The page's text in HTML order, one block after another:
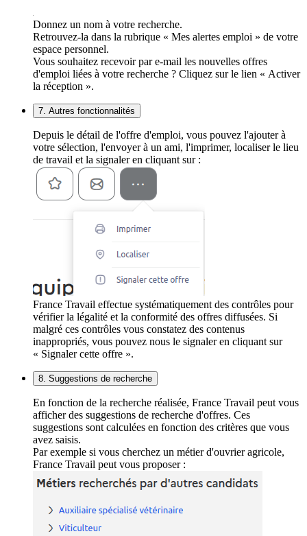
Donnez un nom à votre recherche.
Retrouvez-la dans la rubrique « Mes alertes emploi » de votre
espace personnel.
Vous souhaitez recevoir par e-mail les nouvelles offres
d'emploi liées à votre recherche ? Cliquez sur le lien « Activer
la réception ».
7. Autres fonctionnalités
Depuis le détail de l'offre d'emploi, vous pouvez l'ajouter à
votre sélection, l'envoyer à un ami, l'imprimer, localiser le lieu
de travail et la signaler en cliquant sur :
France Travail effectue systématiquement des contrôles pour
vérifier la légalité et la conformité des offres diffusées. Si
malgré ces contrôles vous constatez des contenus
inappropriés, vous pouvez nous le signaler en cliquant sur
« Signaler cette offre ».
8. Suggestions de recherche
En fonction de la recherche réalisée, France Travail peut vous
afficher des suggestions de recherche d'offres. Ces
suggestions sont calculées en fonction des critères que vous
avez saisis.
Par exemple si vous cherchez un métier d'ouvrier agricole,
France Travail peut vous proposer :